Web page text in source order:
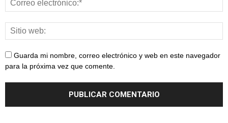
Guarda mi nombre, correo electrónico y web en este navegador
para la próxima vez que comente.